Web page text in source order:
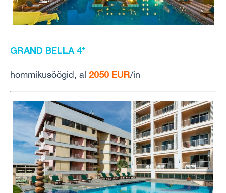
GRAND BELLA 4*
hommikusöögid, al 2050 EUR/in